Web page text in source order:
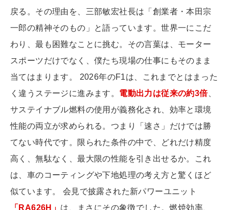
戻る。その理由を、三部敏宏社長は「創業者・本田宗
一郎の精神そのもの」と語っています。世界一にこだ
わり、最も困難なことに挑む。その言葉は、モーター
スポーツだけでなく、僕たち現場の仕事にもそのまま
当てはまります。 2026年のF1は、これまでとはまった
く違うステージに進みます。 電動出力は従来の約3倍、
サステイナブル燃料の使用が義務化され、効率と環境
性能の両立が求められる。つまり「速さ」だけでは勝
てない時代です。限られた条件の中で、どれだけ精度
高く、無駄なく、最大限の性能を引き出せるか。これ
は、車のコーティングや下地処理の考え方と驚くほど
似ています。 会見で披露された新パワーユニット
「RA626H」 は、まさにその象徴でした。燃焼効率、